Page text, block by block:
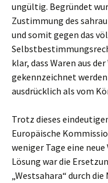
ungültig. Begründet
Zustimmung des
und somit gegen das
klar, dass Waren aus
gekennzeichnet
ausdrücklich als vom
Trotz dieses
Europäische
weniger Tage eine
Lösung war die
„Westsahara“ durch